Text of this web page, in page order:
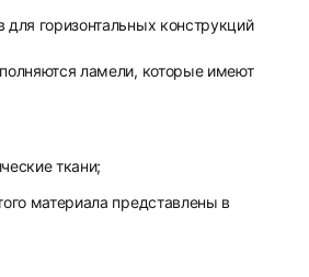
для горизонтальных конструкций
ламели, которые имеют
ткани;
материала представлены в